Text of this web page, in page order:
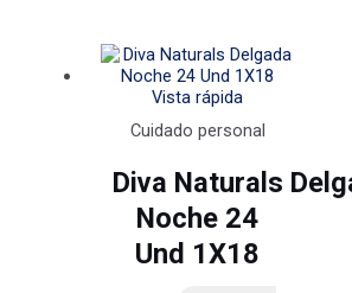
Vista rápida
Cuidado personal
Diva Naturals
Noche 24
Und 1X18